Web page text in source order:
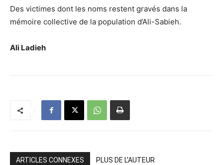
Des victimes dont les noms restent gravés dans la
mémoire collective de la population d’Ali-Sabieh.
Ali Ladieh
ARTICLES CONNEXES PLUS DE L'AUTEUR